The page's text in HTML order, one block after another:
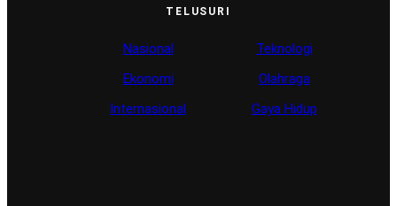
TELUSURI
Nasional
Ekonomi
Internasional
Teknologi
Olahraga
Gaya Hidup